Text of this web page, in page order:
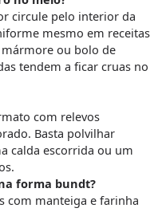
circule pelo interior da
mesmo em receitas
ou bolo de
tendem a ficar cruas no
com relevos
Basta polvilhar
calda escorrida ou um
forma bundt?
com manteiga e farinha